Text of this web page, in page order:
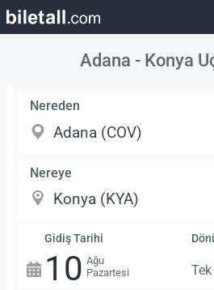
Adana - Konya
Nereden
Nereye
Gidiş Tarihi
10 Ağu
Pazartesi